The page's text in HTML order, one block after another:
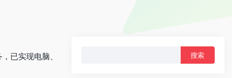
已实现电脑、